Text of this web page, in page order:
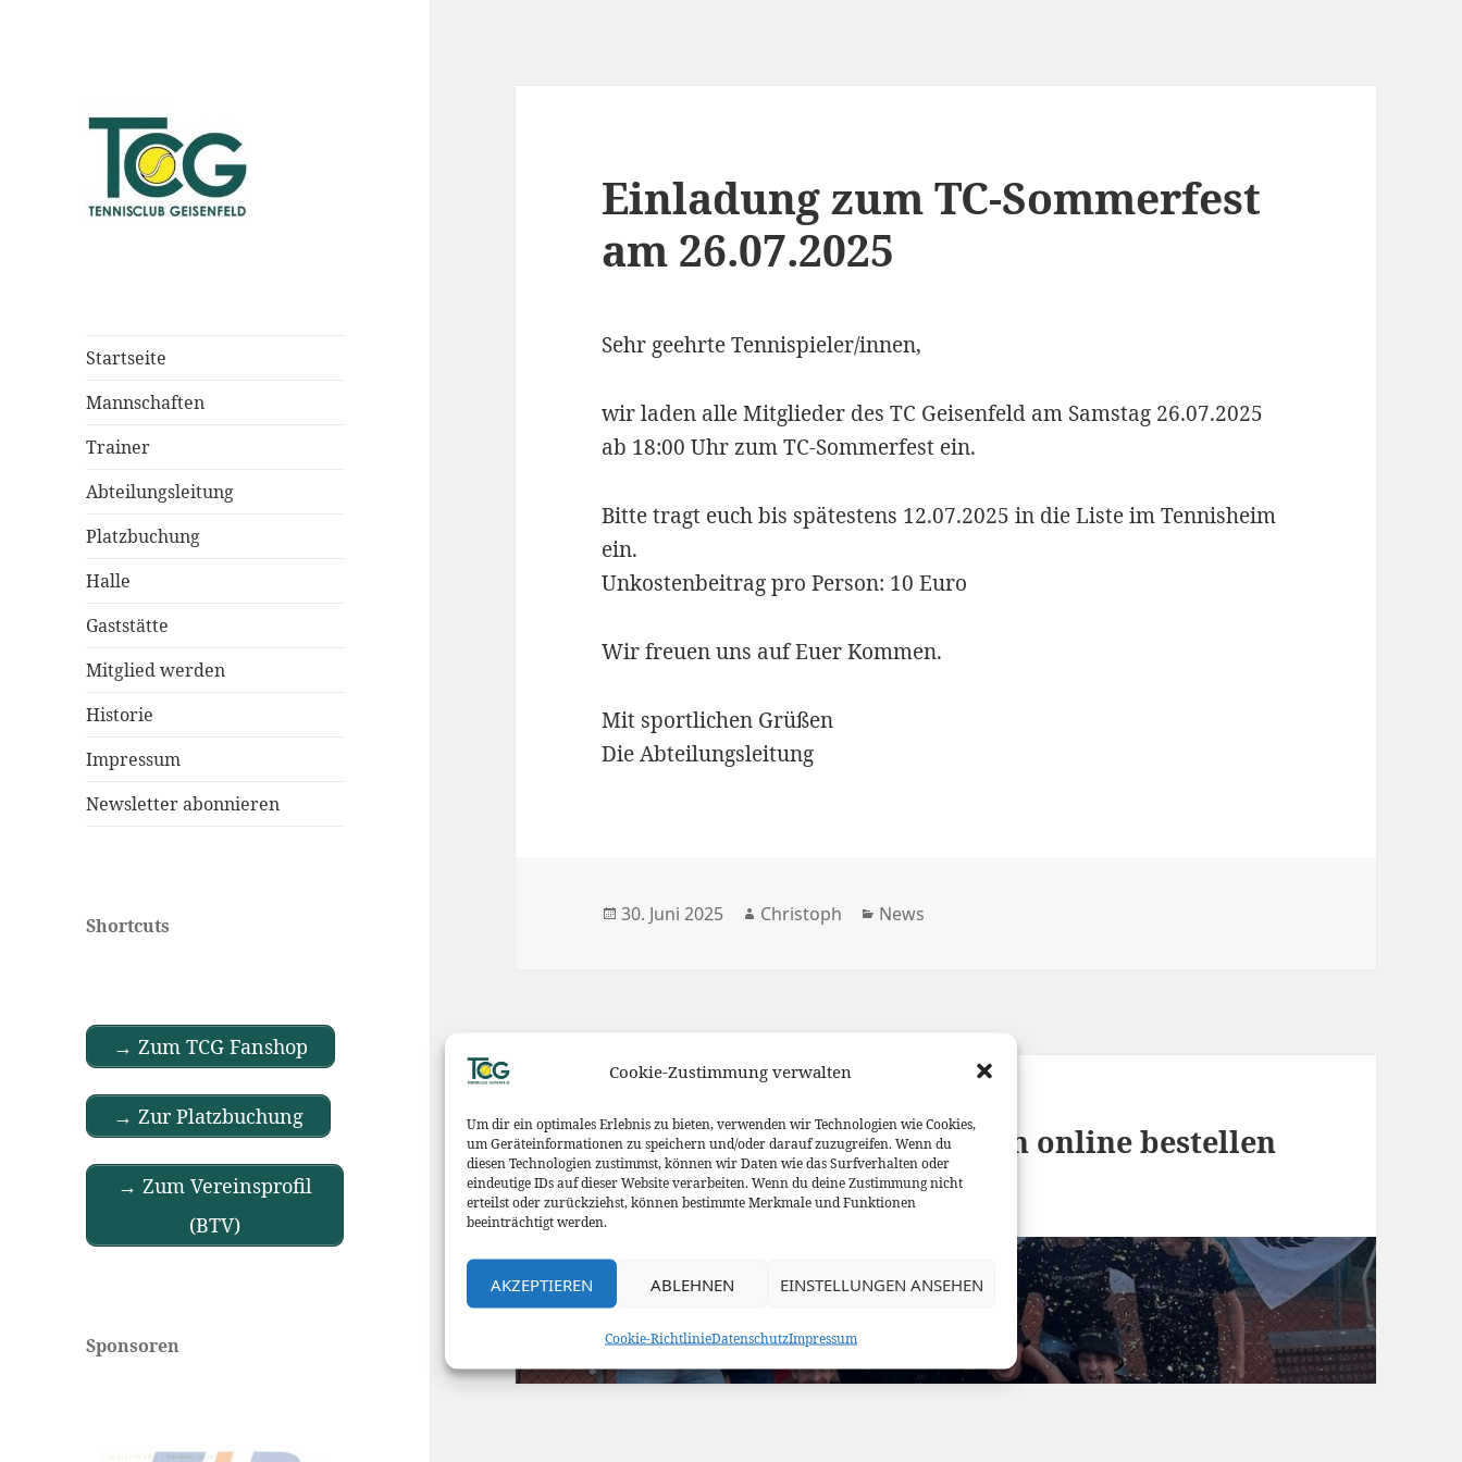
Cookie-Zustimmung verwalten
Um dir ein optimales Erlebnis zu bieten, verwenden wir Technologien wie Cookies,
um Geräteinformationen zu speichern und/oder darauf zuzugreifen. Wenn du
diesen Technologien zustimmst, können wir Daten wie das Surfverhalten oder
eindeutige IDs auf dieser Website verarbeiten. Wenn du deine Zustimmung nicht
erteilst oder zurückziehst, können bestimmte Merkmale und Funktionen
beeinträchtigt werden.
AKZEPTIEREN ABLEHNEN EINSTELLUNGEN ANSEHEN
Cookie-RichtlinieDatenschutzImpressum
Startseite
Mannschaften
Trainer
Abteilungsleitung
Platzbuchung
Halle
Gaststätte
Mitglied werden
Historie
Impressum
Newsletter abonnieren
Shortcuts
→ Zum TCG Fanshop
→ Zur Platzbuchung
→ Zum Vereinsprofil
(BTV)
Sponsoren
Einladung zum TC-Sommerfest
am 26.07.2025
Sehr geehrte Tennispieler/innen,
wir laden alle Mitglieder des TC Geisenfeld am Samstag 26.07.2025
ab 18:00 Uhr zum TC-Sommerfest ein.
Bitte tragt euch bis spätestens 12.07.2025 in die Liste im Tennisheim
ein.
Unkostenbeitrag pro Person: 10 Euro
Wir freuen uns auf Euer Kommen.
Mit sportlichen Grüßen
Die Abteilungsleitung
Veröffentlicht
30. Juni 2025 Autor
Christoph Kategorien
News
Beitragsnavigation
Vorheriger
Beitrag:
Take Sushi & Wok: Jetzt auch online bestellen
und liefern lassen
NÄCHSTER
Beitrag:
Viermal Meister